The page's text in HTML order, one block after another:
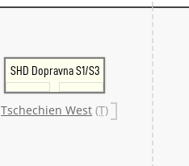
SHD Dopravna S1/S3
Tschechien West (T)